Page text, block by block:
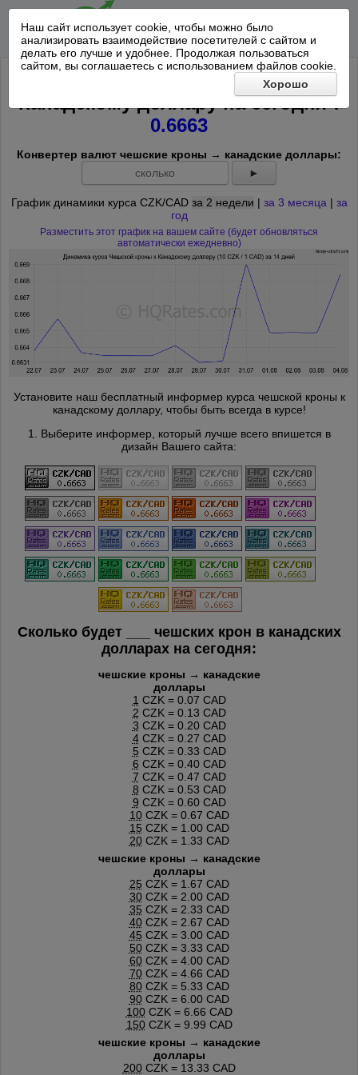
Наш сайт использует cookie, чтобы можно было
анализировать взаимодействие посетителей с сайтом и
делать его лучше и удобнее. Продолжая пользоваться
сайтом, вы соглашаетесь с использованием файлов cookie.
Хорошо
Курс 10 Чешских крон к
Канадскому доллару насегодня*:
0.6663
Конвертер валют чешские кроны → канадские доллары:
►
График динамики курса CZK/CAD за 2 недели | за 3 месяца | за
год
Разместить этот график на вашем сайте (будет обновляться
автоматически ежедневно)
Установите наш бесплатный информер курса чешской кроны к
канадскому доллару, чтобы быть всегда в курсе!
1. Выберите информер, который лучше всего впишется в
дизайн Вашего сайта:
Сколько будет
чешских крон в канадских
долларах на сегодня:
чешские кроны → канадские
доллары
1 CZK = 0.07 CAD
2 CZK = 0.13 CAD
3 CZK = 0.20 CAD
4CZK = 0.27 CAD
5 CZK = 0.33 CAD
6 CZK = 0.40 CAD
7 CZK = 0.47 CAD
8 CZK = 0.53 CAD
9 CZK = 0.60 CAD
10CZK = 0.67 CAD
15 CZK = 1.00 CAD
20CZK = 1.33 CAD
чешские кроны → канадские
доллары
25 CZK = 1.67 CAD
30CZK = 2.00 CAD
35 CZK = 2.33 CAD
40CZK = 2.67 CAD
45 CZK = 3.00 CAD
50CZK = 3.33 CAD
60CZK = 4.00 CAD
70CZK = 4.66 CAD
80CZK = 5.33 CAD
90CZK = 6.00 CAD
100CZK = 6.66 CAD
150CZK = 9.99 CAD
чешские кроны → канадские
доллары
200CZK = 13.33 CAD